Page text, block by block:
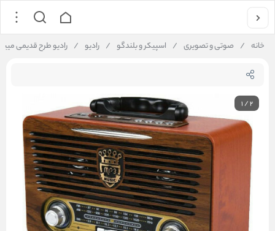
خانه / صوتی و تصویری / اسپیکر و بلندگو / رادیو / رادیو طرح قدیمی مییر RADIO MEIER
1/2